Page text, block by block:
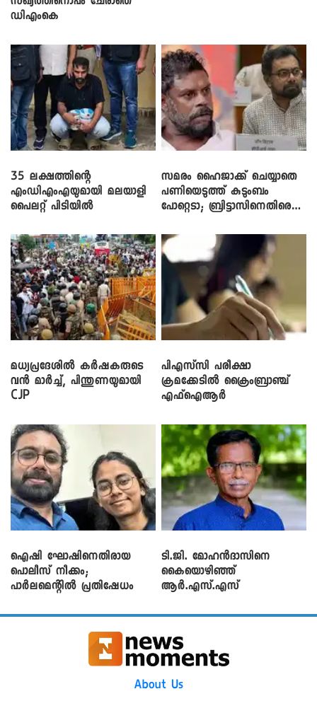
ഡിഎംകെ
35 ലക്ഷത്തിന്റെ
എംഡിഎംഎയുമായി മലയാളി
പൈലറ്റ് പിടിയിൽ
സമരം ഹൈജാക്ക് ചെയ്യാതെ
പണിയെടുത്ത് കുടുംബം
പോറ്റെടാ; ബ്രിട്ടാസിനെതിരെ
മധ്യപ്രദേശിൽ കർഷകരുടെ
വൻ മാർച്ച്, പിന്തുണയുമായി
CJP
പിഎസ്‌സി പരീക്ഷാ
ക്രമക്കേ‌ടിൽ ക്രൈംബ്രാഞ്ച്
എഫ്ഐആർ
ഐഷി ഘോഷിനെതിരായ
പൊലീസ് നീക്കം;
പാര്‍ലമെന്റിൽ പ്രതിഷേധം
ടി.ജി. മോഹൻദാസിനെ
കൈയൊഴിഞ്ഞ്
ആർ.എസ്.എസ്
About Us